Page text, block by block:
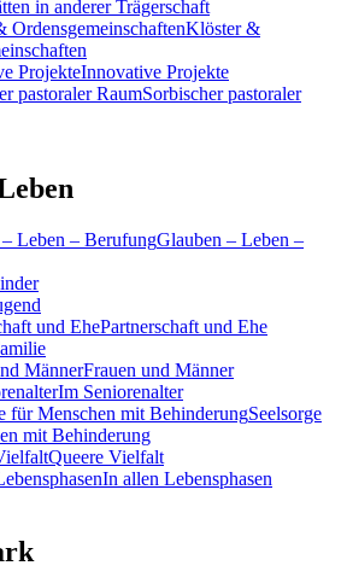
in anderer Trägerschaft
Klöster &
Innovative Projekte
Sorbischer pastoraler
Glauben – Leben –
Partnerschaft und Ehe
Frauen und Männer
Im Seniorenalter
Seelsorge
mit Behinderung
Queere Vielfalt
In allen Lebensphasen